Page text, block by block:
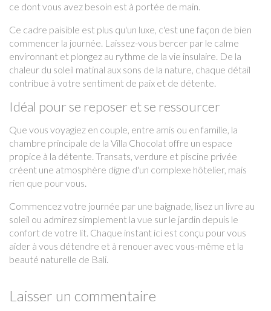
ce dont vous avez besoin est à portée de main.
Ce cadre paisible est plus qu'un luxe, c'est une façon de bien
commencer la journée. Laissez-vous bercer par le calme
environnant et plongez au rythme de la vie insulaire. De la
chaleur du soleil matinal aux sons de la nature, chaque détail
contribue à votre sentiment de paix et de détente.
Idéal pour se reposer et se ressourcer
Que vous voyagiez en couple, entre amis ou en famille, la
chambre principale de la Villa Chocolat offre un espace
propice à la détente. Transats, verdure et piscine privée
créent une atmosphère digne d'un complexe hôtelier, mais
rien que pour vous.
Commencez votre journée par une baignade, lisez un livre au
soleil ou admirez simplement la vue sur le jardin depuis le
confort de votre lit. Chaque instant ici est conçu pour vous
aider à vous détendre et à renouer avec vous-même et la
beauté naturelle de Bali.
Laisser un commentaire